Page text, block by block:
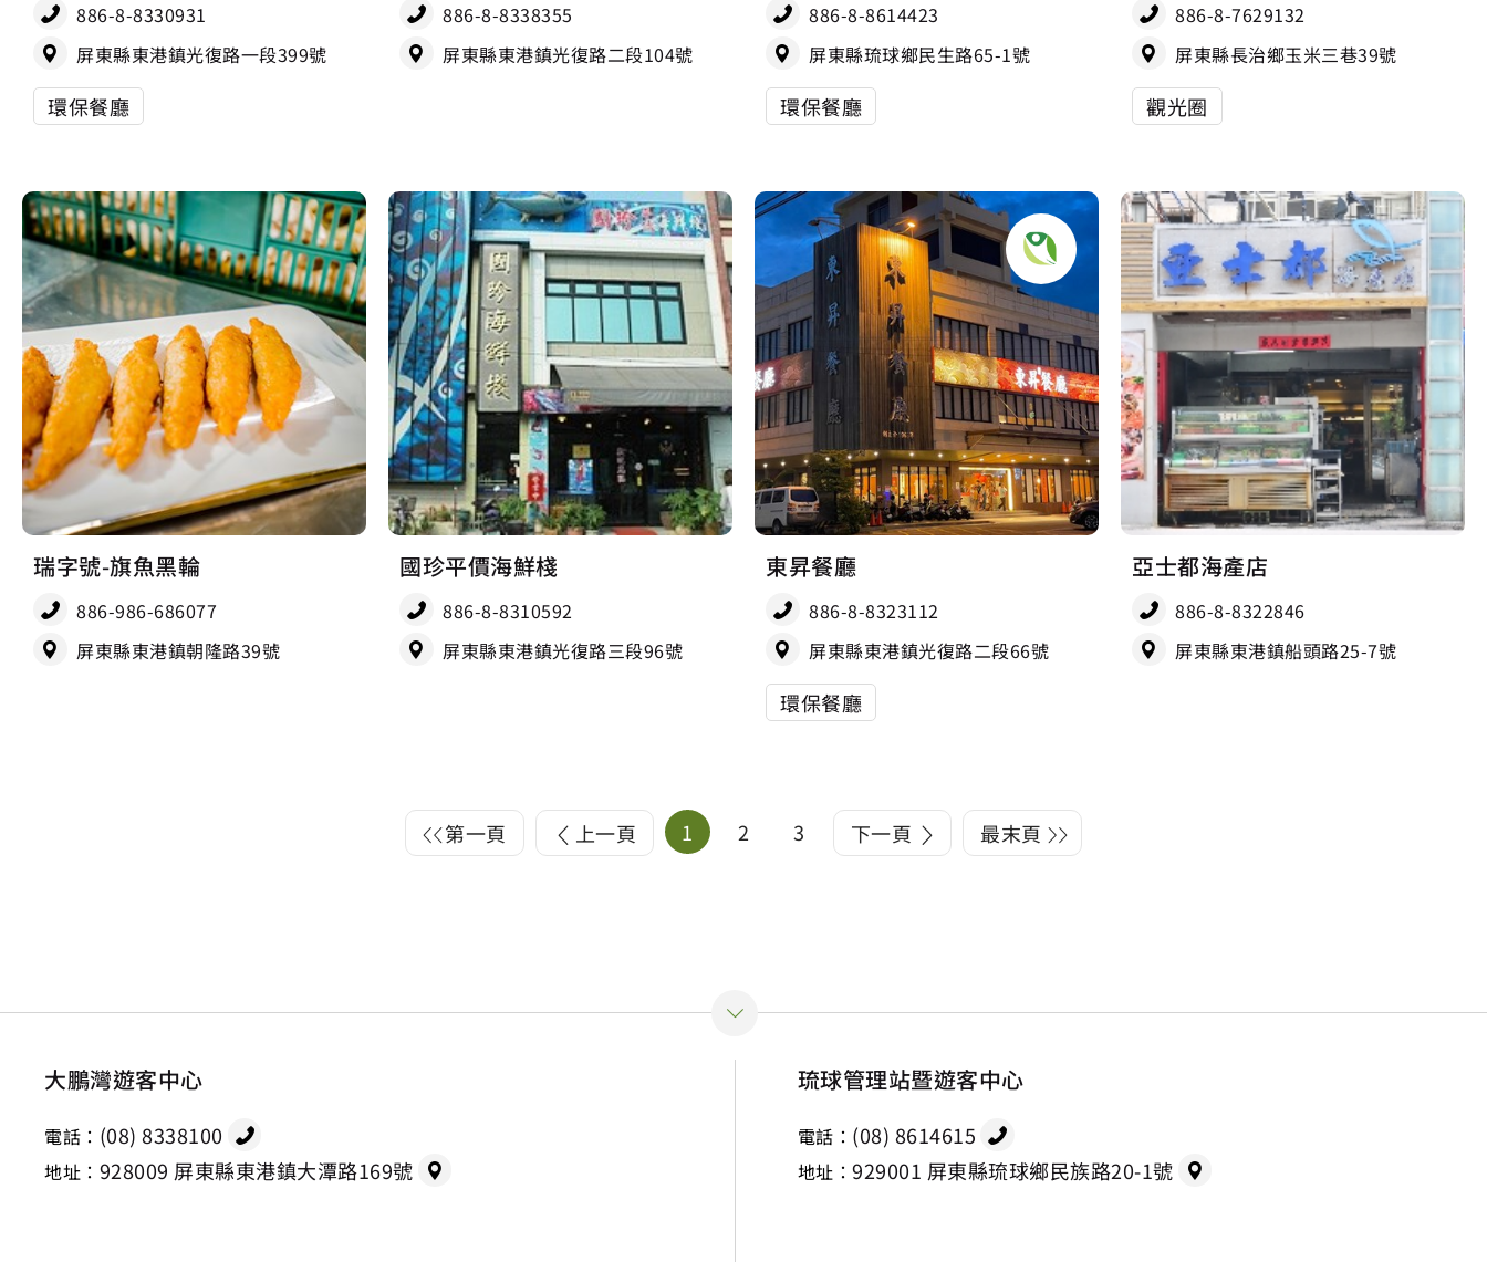
886-8-8330931
屏東縣東港鎮光復路一段399號
環保餐廳
886-8-8338355
屏東縣東港鎮光復路二段104號
886-8-8614423
屏東縣琉球鄉民生路65-1號
環保餐廳
886-8-7629132
屏東縣長治鄉玉米三巷39號
觀光圈
瑞字號-旗魚黑輪
886-986-686077
屏東縣東港鎮朝隆路39號
國珍平價海鮮棧
886-8-8310592
屏東縣東港鎮光復路三段96號
東昇餐廳
886-8-8323112
屏東縣東港鎮光復路二段66號
環保餐廳
亞士都海產店
886-8-8322846
屏東縣東港鎮船頭路25-7號
第一頁 上一頁 1 2 3 下一頁 最末頁
大鵬灣遊客中心
電話： (08) 8338100
地址： 928009 屏東縣東港鎮大潭路169號
琉球管理站暨遊客中心
電話： (08) 8614615
地址： 929001 屏東縣琉球鄉民族路20-1號